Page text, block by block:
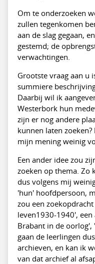
Om te onderzoeken
zullen tegenkomen
aan de slag gegaan,
gestemd; de
verwachtingen.
Grootste vraag aan u
summiere
Daarbij wil ik
Westerbork hun
zijn er nog andere
kunnen laten
mijn mening weinig
Een ander idee zou
zoeken op thema. Zo
dus volgens mij
'hun' hoofdpersoon,
zou een
leven1930-1940',
Brabant in de oorlog',
gaan de leerlingen
archieven, en kan ik
van dat archief al